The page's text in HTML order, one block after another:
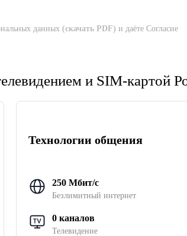
данных (скачать PDF) и даёте Согласие
и SIM-картой
Технологии общения
250 Мбит/с
Безлимитный интернет
0 каналов
Телевидение